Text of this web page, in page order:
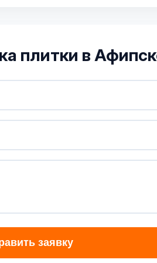
плитки в
заявку